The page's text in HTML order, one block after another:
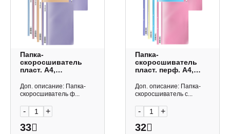
Папка-
скоросшиватель
пласт. А4,
Аниме" ассорти
61131 Erich Krause
Доп. описание: Папка-
скоросшиватель ф...
- +
33
Папка-
скоросшиватель
пласт. перф. А4,
"Диагональ
Пастель" ассорти
Доп. описание: Папка-
скоросшиватель с...
- +
32